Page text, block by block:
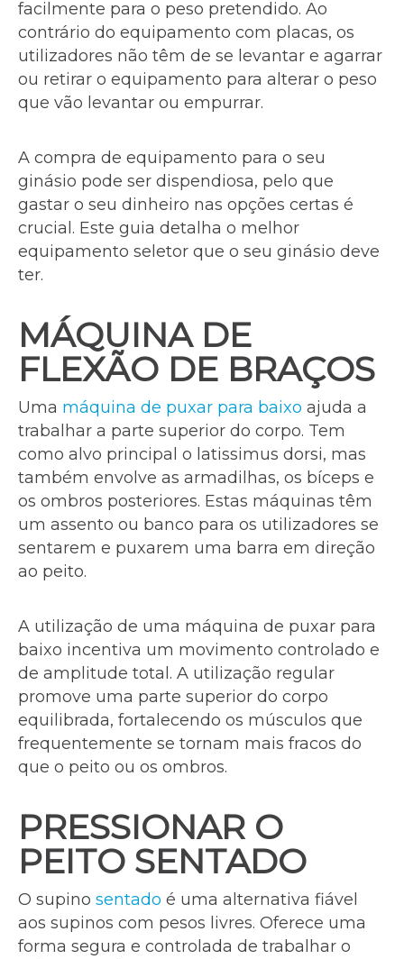
facilmente para o peso pretendido. Ao
contrário do equipamento com placas, os
utilizadores não têm de se levantar e agarrar
ou retirar o equipamento para alterar o peso
que vão levantar ou empurrar.
A compra de equipamento para o seu
ginásio pode ser dispendiosa, pelo que
gastar o seu dinheiro nas opções certas é
crucial. Este guia detalha o melhor
equipamento seletor que o seu ginásio deve
ter.
MÁQUINA DE
FLEXÃO DE BRAÇOS
Uma máquina de puxar para baixo ajuda a
trabalhar a parte superior do corpo. Tem
como alvo principal o latissimus dorsi, mas
também envolve as armadilhas, os bíceps e
os ombros posteriores. Estas máquinas têm
um assento ou banco para os utilizadores se
sentarem e puxarem uma barra em direção
ao peito.
A utilização de uma máquina de puxar para
baixo incentiva um movimento controlado e
de amplitude total. A utilização regular
promove uma parte superior do corpo
equilibrada, fortalecendo os músculos que
frequentemente se tornam mais fracos do
que o peito ou os ombros.
PRESSIONAR O
PEITO SENTADO
O supino sentado é uma alternativa fiável
aos supinos com pesos livres. Oferece uma
forma segura e controlada de trabalhar o